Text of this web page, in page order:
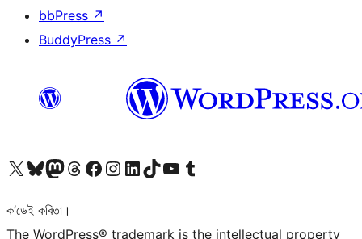
bbPress ↗
BuddyPress ↗
আমাৰ X (আগৰ Twitter) একাউণ্টলৈ যাওকআমাৰ Bluesky একাউণ্টলৈ যাওকআমাৰ Mastodon একাউণ্টলৈ যাওকআমাৰ Threads একাউণ্টলৈ যাওকআমাৰ Facebook পৃষ্ঠালৈ যাওকআমাৰ Instagram একাউণ্টলৈ যাওকআমাৰ LinkedIn একাউণ্টলৈ যাওকআমাৰ TikTok একাউণ্টলৈ যাওকআমাৰ YouTube চেনেললৈ যাওকআমাৰ Tumblr একাউণ্টলৈ যাওক
ক’ডেই কবিতা।
The WordPress® trademark is the intellectual property